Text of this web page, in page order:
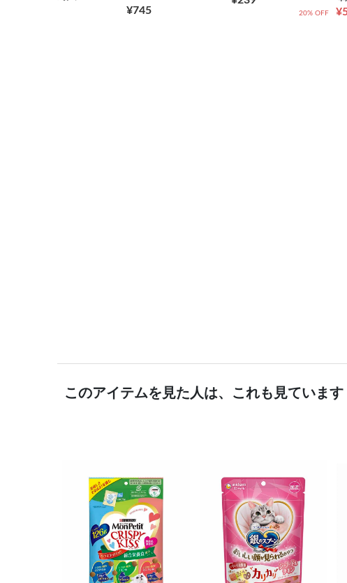
¥745 20% OFF
このアイテムを見た人は、これも見ています